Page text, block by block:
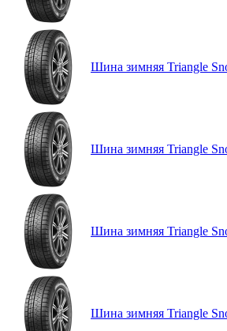
Шина зимняя Triangle
Шина зимняя Triangle
Шина зимняя Triangle
Шина зимняя Triangle